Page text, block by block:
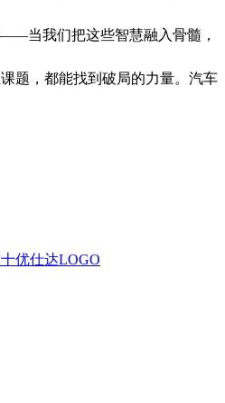
当我们把这些智慧融入骨髓，
题，都能找到破局的力量。汽车